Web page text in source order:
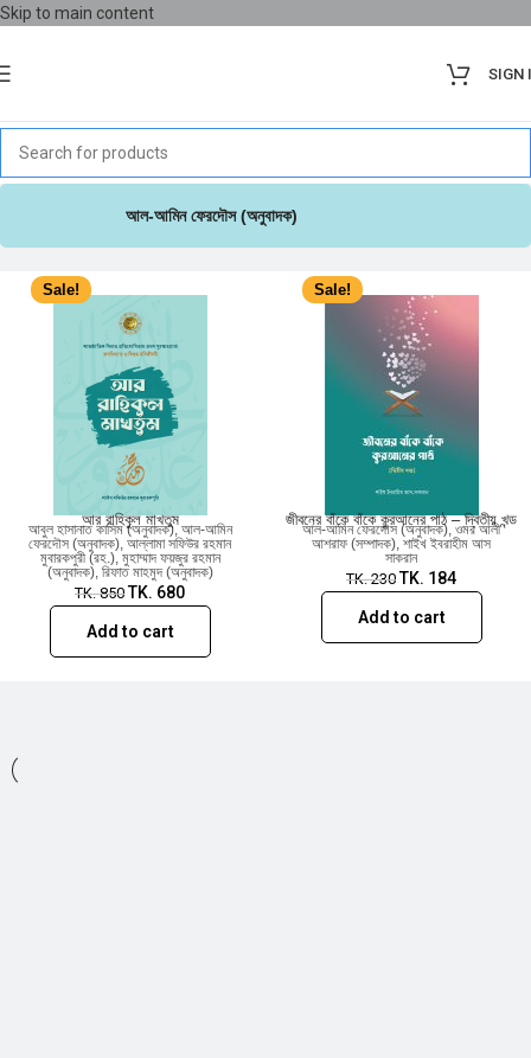
Skip to main content
SIGN
আল-আমিন ফেরদৌস (অনুবাদক)
Sale!
আর রাহিকুল মাখতুম
আবুল হাসানাত কাসিম (অনুবাদক),আল-আমিন
ফেরদৌস (অনুবাদক), আল্লামা সফিউর রহমান
মুবারকপুরী (রহ.), মুহাম্মাদ ফয়জুর রহমান
(অনুবাদক), রিফাত মাহমুদ (অনুবাদক)
TK.850 TK. 680
Add to cart
Sale!
জীবনের বাঁকে বাঁকে কুরআনের পাঠ – দ্বিতীয় খন্ড
আল-আমিন ফেরদৌস (অনুবাদক), ওমর আলী
আশরাফ (সম্পাদক), শাইখ ইবরাহীম আস
সাকরান
TK.230 TK. 184
Add to cart